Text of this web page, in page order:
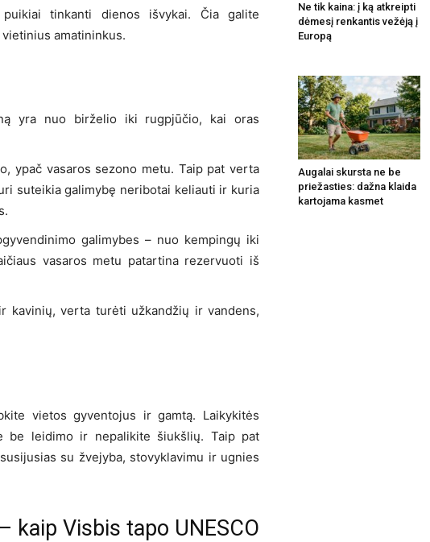
tinkanti dienos išvykai. Čia galite
amatininkus.
yra nuo birželio iki rugpjūčio, kai oras
ypač vasaros sezono metu. Taip pat verta
suteikia galimybę neribotai keliauti ir kuria
galimybes – nuo kempingų iki
vasaros metu patartina rezervuoti iš
kavinių, verta turėti užkandžių ir vandens,
vietos gyventojus ir gamtą. Laikykitės
be leidimo ir nepalikite šiukšlių. Taip pat
su žvejyba, stovyklavimu ir ugnies
kaip Visbis tapo UNESCO
Ne tik kaina: į ką atkreipti
dėmesį renkantis vežėją į
Europą
Augalai skursta ne be
priežasties: dažna klaida
kartojama kasmet